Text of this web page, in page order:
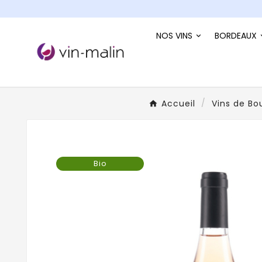
NOS VINS BORDEAUX
Accueil Vins de
Bio